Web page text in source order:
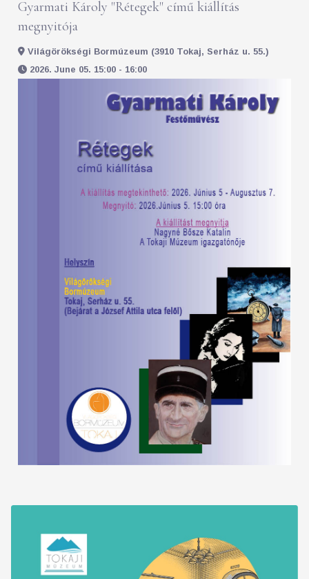
Gyarmati Károly "Rétegek" című kiállítás
megnyitója
Világörökségi Bormúzeum (3910 Tokaj, Serház u. 55.)
2026. June 05. 15:00 - 16:00